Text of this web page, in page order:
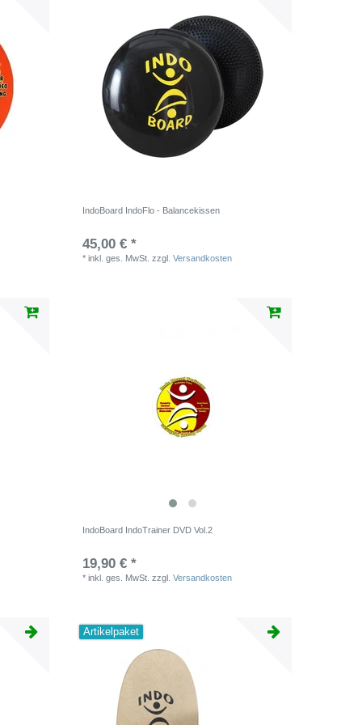
IndoBoard IndoFlo - Balancekissen
45,00 € *
*inkl. ges. MwSt. zzgl.Versandkosten
IndoBoard IndoTrainer DVD Vol.2
19,90 € *
*inkl. ges. MwSt. zzgl.Versandkosten
Artikelpaket